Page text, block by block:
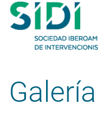
Skip to main
Galería